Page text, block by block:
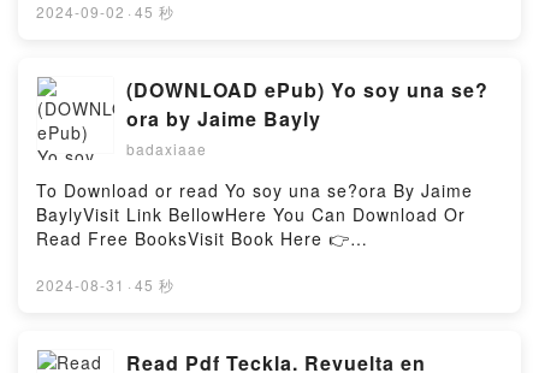
: https://au.bookscloud.net/?
Mandalas para cultivar…la alegr?a (Coleccion Nueva
Conciencia) (Spanish Edition)Download Mandalas
para cultivar…la alegr?a (Coleccion Nueva
Conciencia) (Spanish Edition)PDF/EBooks Mandalas
para cultivar…la alegr?a (Coleccion Nueva
Conciencia) (Spanish Edition)Reading Mandalas
para cultivar…la alegr?a (Coleccion Nueva
Conciencia) (Spanish Edition)Download Mandalas
para cultivar…la alegr?a (Coleccion Nueva
Conciencia) (Spanish Edition)Now You ready to Read
2024-09-02 · 45 秒
(DOWNLOAD ePub) Yo soy una se?
ora by Jaime Bayly
badaxiaae
To Download or read Yo soy una se?ora By Jaime
BaylyVisit Link BellowHere You Can Download Or
Read Free BooksVisit Book Here 👉
book=8420454125Description : #1 NEW YORK
inadecuados para su mujer, una azafata que sue?a
2024-08-31 · 45 秒
Read Pdf Teckla. Revuelta en